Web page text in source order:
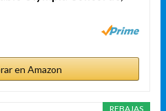
en Amazon
REBAJAS